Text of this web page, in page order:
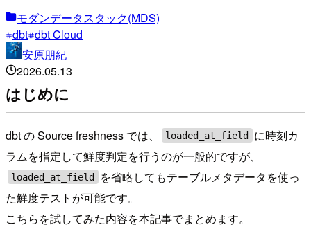
モダンデータスタック(MDS)
dbt dbt Cloud
安原朋紀
2026.05.13
はじめに
dbt の Source freshness では、 loaded_at_field
に時刻カ
ラムを指定して鮮度判定を行うのが一般的ですが、
loaded_at_field
を省略してもテーブルメタデータを使っ
た鮮度テストが可能です。
こちらを試してみた内容を本記事でまとめます。